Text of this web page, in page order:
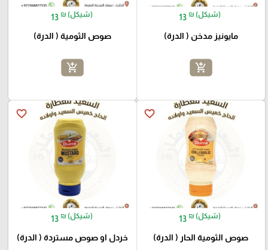
13 ₪ (شيكل)
مايونيز مدخن ( الدرة)
add_shopping_cart
13 ₪ (شيكل)
صوص الثومية ( الدرة)
add_shopping_cart
favorite_border
13 ₪ (شيكل)
صوص الثومية الحار ( الدرة)
favorite_border
13 ₪ (شيكل)
خردل او صوص مستردة ( الدرة)